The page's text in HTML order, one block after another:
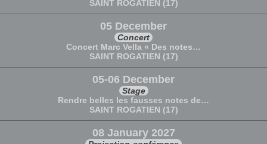
SAINT ROGATIEN (17)
05 December
Concert
Concert Marc Vella « Des notes…
SAINT ROGATIEN (17)
05-06 December
Stage
Rendre belles les fausses notes de…
SAINT ROGATIEN (17)
08 January 2027